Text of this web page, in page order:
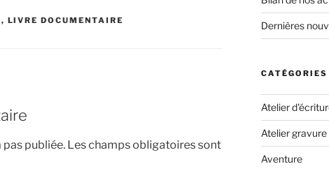
, LIVRE DOCUMENTAIRE
pas publiée. Les champs obligatoires sont
Dernières
CATÉGORIES
Atelier
Atelier gravure
Aventure